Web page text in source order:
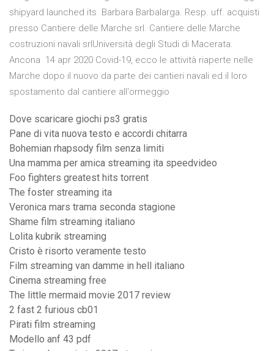
shipyard launched its Barbara Barbalarga. Resp. uff. acquisti
presso Cantiere delle Marche srl. Cantiere delle Marche
costruzioni navali srlUniversità degli Studi di Macerata.
Ancona 14 apr 2020 Covid-19, ecco le attività riaperte nelle
Marche dopo il nuovo da parte dei cantieri navali ed il loro
spostamento dal cantiere all'ormeggio
Dove scaricare giochi ps3 gratis
Pane di vita nuova testo e accordi chitarra
Bohemian rhapsody film senza limiti
Una mamma per amica streaming ita speedvideo
Foo fighters greatest hits torrent
The foster streaming ita
Veronica mars trama seconda stagione
Shame film streaming italiano
Lolita kubrik streaming
Cristo è risorto veramente testo
Film streaming van damme in hell italiano
Cinema streaming free
The little mermaid movie 2017 review
2 fast 2 furious cb01
Pirati film streaming
Modello anf 43 pdf